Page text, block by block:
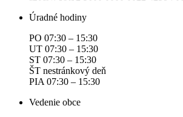
Úradné hodiny
PO 07:30 – 15:30
UT 07:30 – 15:30
ST 07:30 – 15:30
ŠT nestránkový deň
PIA 07:30 – 15:30
Vedenie obce